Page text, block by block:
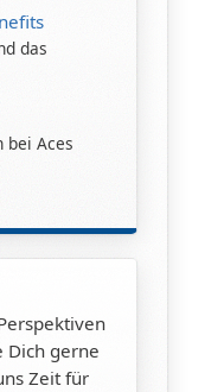
das
bei Aces
Dich gerne
Zeit für